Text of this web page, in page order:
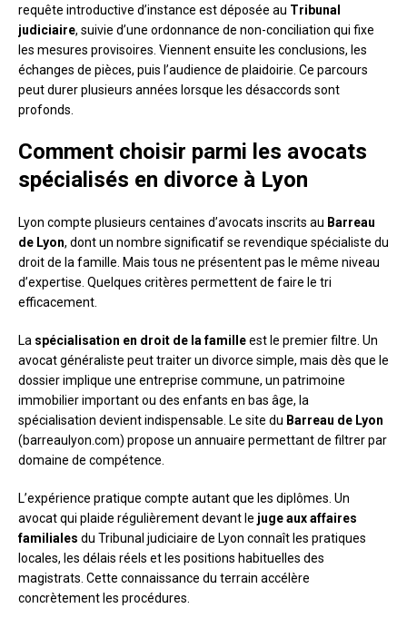
requête introductive d’instance est déposée au Tribunal
judiciaire, suivie d’une ordonnance de non-conciliation qui fixe
les mesures provisoires. Viennent ensuite les conclusions, les
échanges de pièces, puis l’audience de plaidoirie. Ce parcours
peut durer plusieurs années lorsque les désaccords sont
profonds.
Comment choisir parmi les avocats
spécialisés en divorce à Lyon
Lyon compte plusieurs centaines d’avocats inscrits au Barreau
de Lyon, dont un nombre significatif se revendique spécialiste du
droit de la famille. Mais tous ne présentent pas le même niveau
d’expertise. Quelques critères permettent de faire le tri
efficacement.
La spécialisation en droit de la familleest le premier filtre. Un
avocat généraliste peut traiter un divorce simple, mais dès que le
dossier implique une entreprise commune, un patrimoine
immobilier important ou des enfants en bas âge, la
spécialisation devient indispensable. Le site du Barreau de Lyon
(barreaulyon.com) propose un annuaire permettant de filtrer par
domaine de compétence.
L’expérience pratique compte autant que les diplômes. Un
avocat qui plaide régulièrement devant le juge aux affaires
familiales du Tribunal judiciaire de Lyon connaît les pratiques
locales, les délais réels et les positions habituelles des
magistrats. Cette connaissance du terrain accélère
concrètement les procédures.